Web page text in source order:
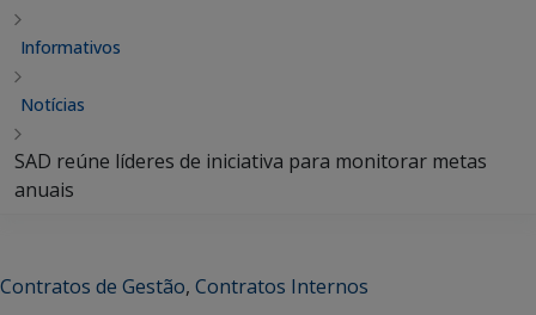
Informativos
Notícias
SAD reúne líderes de iniciativa para monitorar metas
anuais
Contratos de Gestão, Contratos Internos